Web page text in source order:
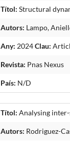
Títol: Structural
Autors: Lampo,
Any: 2024Clau:
Revista: Pnas Nexus
País: N/D
Títol: Analysing
Autors: Rodriguez-